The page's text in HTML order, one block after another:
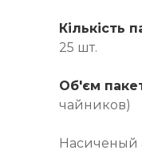
Кількість
25 шт.
Об'єм
чайников)
Насиченый